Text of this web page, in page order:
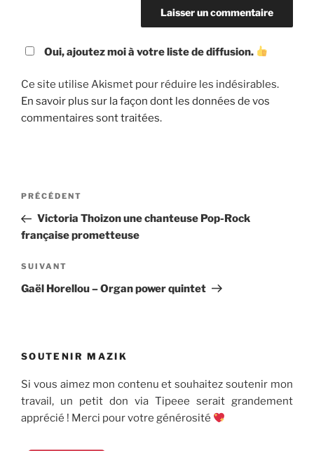
Oui, ajoutez moi à votre liste de diffusion.
Ce site utilise Akismet pour réduire les indésirables.
En savoir plus sur la façon dont les données de vos
commentaires sont traitées.
Navigation
l’article
Article
précédent
PRÉCÉDENT
Victoria Thoizon une chanteuse Pop-Rock
française prometteuse
Article
suivant
SUIVANT
Gaël Horellou – Organ power quintet
SOUTENIR MAZIK
Si vous aimez mon contenu et souhaitez soutenir mon
travail, un petit don via Tipeee serait grandement
apprécié ! Merci pour votre générosité